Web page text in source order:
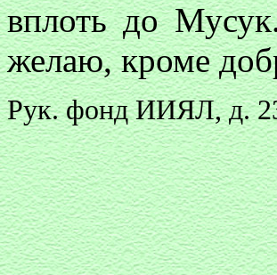
вплоть до
желаю, кроме
Рук. фонд ИИЯЛ, д.